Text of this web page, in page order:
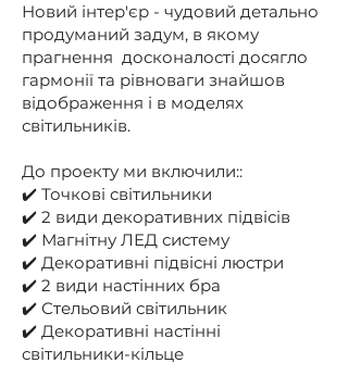
Новий інтер'єр - чудовий детально
продуманий задум, в якому
прагнення досконалості досягло
гармонії та рівноваги знайшов
відображення і в моделях
світильників.
До проекту ми включили::
✔️ Точкові світильники
✔️ 2 види декоративних підвісів
✔️ Магнітну ЛЕД систему
✔️ Декоративні підвісні люстри
✔️ 2 види настінних бра
✔️ Стельовий світильник
✔️ Декоративні настінні
світильники-кільце